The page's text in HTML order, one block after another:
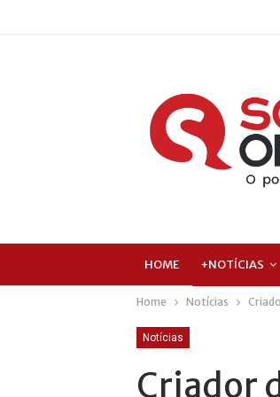
HOME +NOTÍCIAS
Home Notícias
Notícias
Criador